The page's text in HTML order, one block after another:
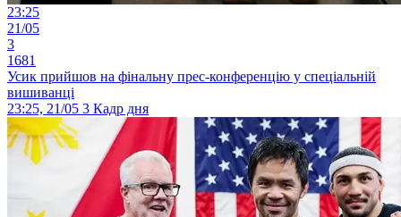
23:25
21/05
3
1681
Усик прийшов на фінальну прес-конференцію у спеціальній
вишиванці
23:25, 21/05 3 Кадр дня